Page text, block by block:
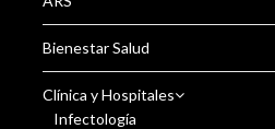
Bienestar Salud
Clínica y Hospitales
Infectología